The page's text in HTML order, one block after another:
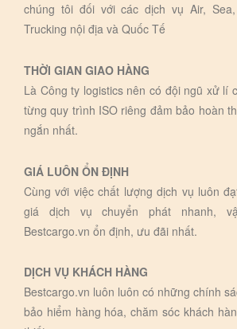
chúng tôi đối với các dịch vụ Air,
Trucking nội địa và Quốc Tế
THỜI GIAN GIAO HÀNG
Là Công ty logistics nên có đội ngũ xử lí
từng quy trình ISO riêng đảm bảo hoàn
ngắn nhất.
GIÁ LUÔN ỔN ĐỊNH
Cùng với việc chất lượng dịch vụ luôn
giá dịch vụ chuyển phát nhanh,
Bestcargo.vn ổn định, ưu đãi nhất.
DỊCH VỤ KHÁCH HÀNG
Bestcargo.vn luôn luôn có những chính
bảo hiểm hàng hóa, chăm sóc khách